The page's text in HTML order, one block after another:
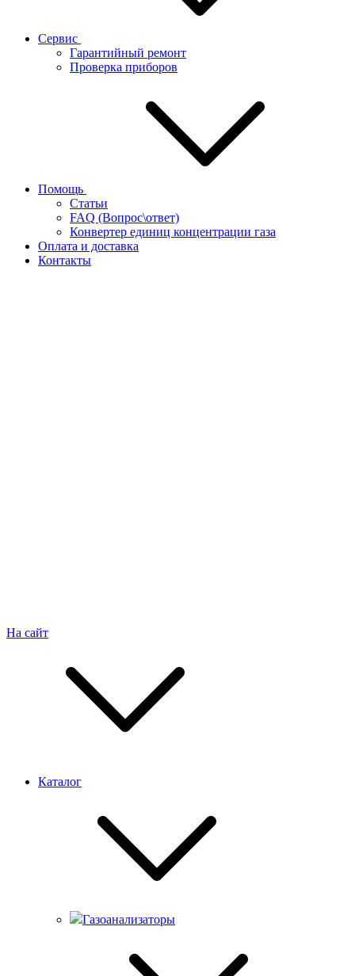
Сервис
Гарантийный ремонт
Проверка приборов
Помощь
Статьи
FAQ (Вопрос\ответ)
Конвертер единиц концентрации газа
Оплата и доставка
Контакты
На сайт
Каталог
Газоанализаторы